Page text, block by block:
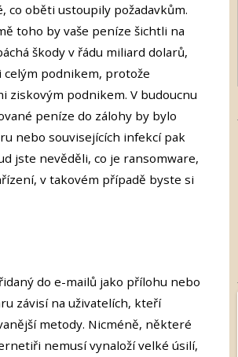
co oběti ustoupily požadavkům.
toho by vaše peníze šichtli na
škody v řádu miliard dolarů,
podnikem, protože
ziskovým podnikem. V budoucnu
peníze do zálohy by bylo
nebo souvisejících infekcí pak
jste nevěděli, co je ransomware,
v takovém případě byste si
do e-mailů jako přílohu nebo
závisí na uživatelích, kteří
metody. Nicméně, některé
nemusí vynaloží velké úsilí,